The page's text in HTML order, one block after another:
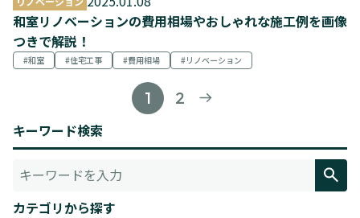
和室リノベーションの費用相場やおしゃれな施工例を画像
つきで解説！
和室 住宅工事 費用相場 リノベーション
1 2
キーワード検索
カテゴリから探す